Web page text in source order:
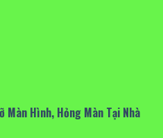
Màn Hình, Hỏng Màn Tại Nhà